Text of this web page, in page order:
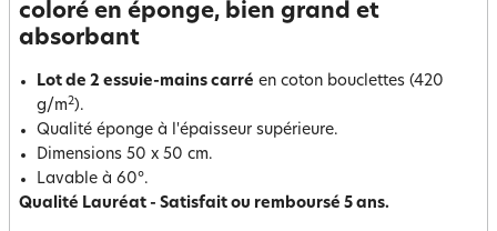
coloré en éponge, bien grand et
absorbant
Lot de 2 essuie-mains carré en coton bouclettes (420
g/m2).
Qualité éponge à l'épaisseur supérieure.
Dimensions 50 x 50 cm.
Lavable à 60°.
Qualité Lauréat - Satisfait ou remboursé 5 ans.